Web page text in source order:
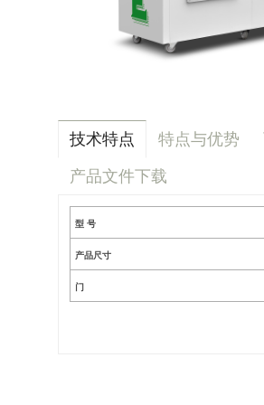
技术特点 特点与优势
产品文件下载
型 号
产品尺寸
门